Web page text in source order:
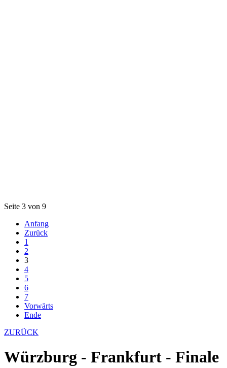
Seite 3 von 9
Anfang
Zurück
1
2
3
4
5
6
7
Vorwärts
Ende
ZURÜCK
Würzburg - Frankfurt - Finale